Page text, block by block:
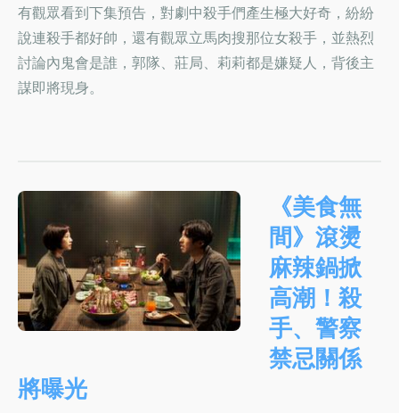
有觀眾看到下集預告，對劇中殺手們產生極大好奇，紛紛
說連殺手都好帥，還有觀眾立馬肉搜那位女殺手，並熱烈
討論內鬼會是誰，郭隊、莊局、莉莉都是嫌疑人，背後主
謀即將現身。
《美食無
間》滾燙
麻辣鍋掀
高潮！殺
手、警察
禁忌關係
將曝光